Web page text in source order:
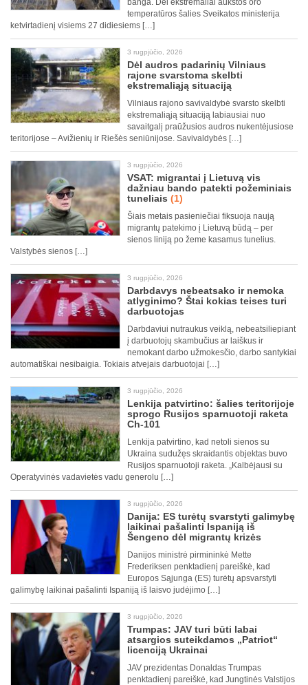
banga. Dėl ekstremaliai aukštos oro
temperatūros šalies Sveikatos ministerija
ketvirtadienį visiems 27 didiesiems […]
3 rugpjūčio, 2026
Dėl audros padarinių Vilniaus
rajone svarstoma skelbti
ekstremaliąją situaciją
Vilniaus rajono savivaldybė svarsto skelbti
ekstremaliąją situaciją labiausiai nuo
savaitgalį praūžusios audros nukentėjusiose
teritorijose – Avižienių ir Riešės seniūnijose. Savivaldybės […]
3 rugpjūčio, 2026
VSAT: migrantai į Lietuvą vis
dažniau bando patekti požeminiais
tuneliais (1)
Šiais metais pasieniečiai fiksuoja naują
migrantų patekimo į Lietuvą būdą – per
sienos liniją po žeme kasamus tunelius.
Valstybės sienos […]
3 rugpjūčio, 2026
Darbdavys nebeatsako ir nemoka
atlyginimo? Štai kokias teises turi
darbuotojas
Darbdaviui nutraukus veiklą, nebeatsiliepiant
į darbuotojų skambučius ar laiškus ir
nemokant darbo užmokesčio, darbo santykiai
automatiškai nesibaigia. Tokiais atvejais darbuotojai […]
3 rugpjūčio, 2026
Lenkija patvirtino: šalies teritorijoje
sprogo Rusijos sparnuotoji raketa
Ch-101
Lenkija patvirtino, kad netoli sienos su
Ukraina sudužęs skraidantis objektas buvo
Rusijos sparnuotoji raketa. „Kalbėjausi su
Operatyvinės vadavietės vadu generolu […]
3 rugpjūčio, 2026
Danija: ES turėtų svarstyti galimybę
laikinai pašalinti Ispaniją iš
Šengeno dėl migrantų krizės
Danijos ministrė pirmininkė Mette
Frederiksen penktadienį pareiškė, kad
Europos Sąjunga (ES) turėtų apsvarstyti
galimybę laikinai pašalinti Ispaniją iš laisvo judėjimo […]
3 rugpjūčio, 2026
Trumpas: JAV turi būti labai
atsargios suteikdamos „Patriot“
licenciją Ukrainai
JAV prezidentas Donaldas Trumpas
penktadienį pareiškė, kad Jungtinės Valstijos